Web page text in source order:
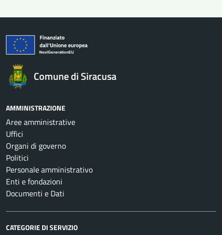
Comune di Siracusa
AMMINISTRAZIONE
Aree amministrative
Uffici
Organi di governo
Politici
Personale amministrativo
Enti e fondazioni
Documenti e Dati
CATEGORIE DI SERVIZIO